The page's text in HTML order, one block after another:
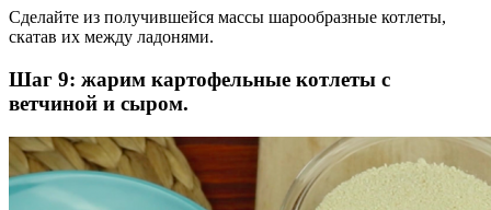
Сделайте из получившейся массы шарообразные котлеты,
скатав их между ладонями.
Шаг 9: жарим картофельные котлеты с
ветчиной и сыром.